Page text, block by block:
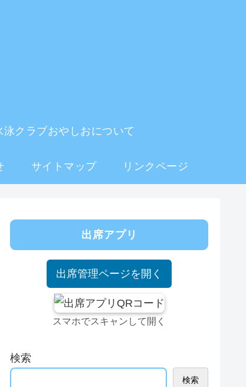
泳クラブおやしおについて
サイトマップ リンクページ
出席アプリ
出席管理ページを開く
スマホでスキャンして開く
検索
検索